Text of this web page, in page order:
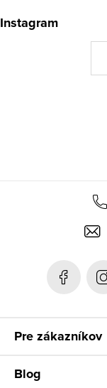
áInstagram
Pre zákazníkov
Blog